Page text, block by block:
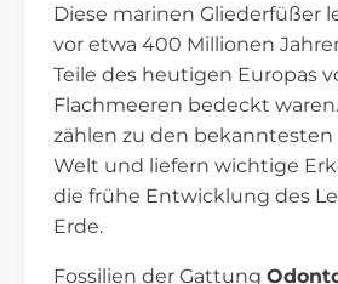
Diese marinen Gliederfüßer
vor etwa 400 Millionen
Teile des heutigen Europas
Flachmeeren bedeckt
zählen zu den bekanntesten
Welt und liefern wichtige
die frühe Entwicklung des
Erde.
Fossilien der Gattung